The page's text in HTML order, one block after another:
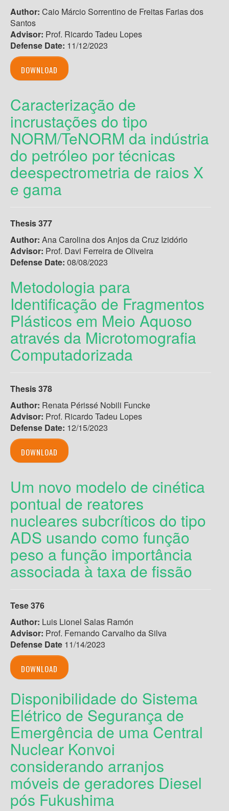
Author: Caio Márcio Sorrentino de Freitas Farias dos
Santos
Advisor: Prof. Ricardo Tadeu Lopes
Defense Date: 11/12/2023
DOWNLOAD
Caracterização de
incrustações do tipo
NORM/TeNORM da indústria
do petróleo por técnicas
deespectrometria de raios X
e gama
Thesis 377
Author: Ana Carolina dos Anjos da Cruz Izidório
Advisor: Prof. Davi Ferreira de Oliveira
Defense Date: 08/08/2023
Metodologia para
Identificação de Fragmentos
Plásticos em Meio Aquoso
através da Microtomografia
Computadorizada
Thesis378
Author: Renata Périssé Nobili Funcke
Advisor: Prof. Ricardo Tadeu Lopes
Defense Date: 12/15/2023
DOWNLOAD
Um novo modelo de cinética
pontual de reatores
nucleares subcríticos do tipo
ADS usando como função
peso a função importância
associada à taxa de fissão
Tese 376
Author: Luis Lionel Salas Ramón
Advisor: Prof. Fernando Carvalho da Silva
Defense Date 11/14/2023
DOWNLOAD
Disponibilidade do Sistema
Elétrico de Segurança de
Emergência de uma Central
Nuclear Konvoi
considerando arranjos
móveis de geradores Diesel
pós Fukushima